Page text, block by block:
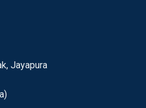
Jayapura